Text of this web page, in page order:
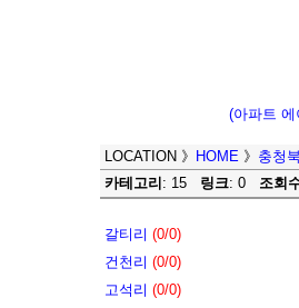
(아파트 에
LOCATION 》 HOME 》 충청
카테고리 : 15 링크: 0 조회
갈티리 (0/0)
건천리 (0/0)
고석리 (0/0)